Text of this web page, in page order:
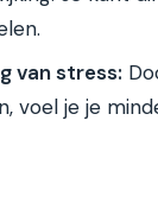
van stress:
voel je je